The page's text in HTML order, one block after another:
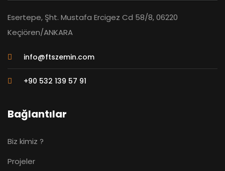
Esertepe, Şht. Mustafa Ercigez Cd 58/8, 06220
Keçiören/ANKARA
info@ftszemin.com
+90 532 139 57 91
Bağlantılar
Biz kimiz ?
Projeler